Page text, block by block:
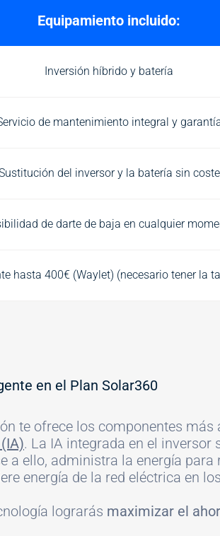
Equipamiento incluido:
Inversión híbrido y batería
de mantenimiento integral y
del inversor y la batería sin coste
de darte de baja en cualquier
hasta 400€ (Waylet) (necesario tener la
en el Plan Solar360
te ofrece los componentes
. La IA integrada en el inversor
a ello, administra la energía
energía de la red eléctrica en
lograrás maximizar el